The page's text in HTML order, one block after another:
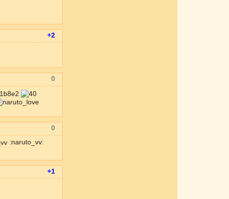
+2
0
:naruto_vv:
0
+1